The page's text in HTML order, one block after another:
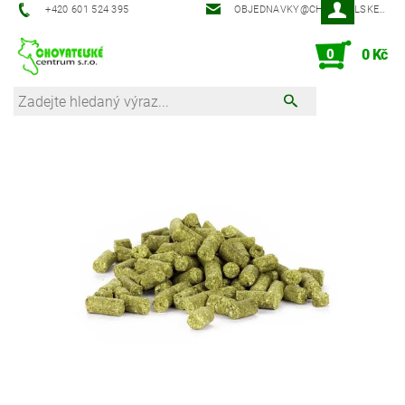
‭+420 601 524 395‬ OBJEDNAVKY@CHOVATELSKECENTRUM.CZ
0 0 Kč